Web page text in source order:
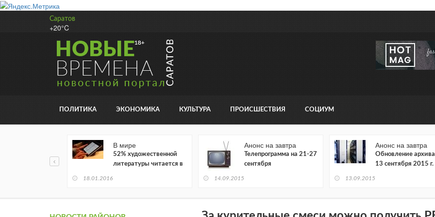
Саратов
+20°C
ПОЛИТИКА ЭКОНОМИКА КУЛЬТУРА ПРОИСШЕСТВИЯ СОЦИУМ
В мире
52% художественной
литературы читается в
18.01.2016
Анонс на завтра
Телепрограмма на 21-27
сентября
14.09.2015
Анонс на завтра
Обновление архива
13 сентября 2015 г.
13.09.2015